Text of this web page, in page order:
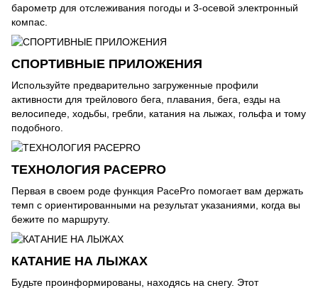
барометр для отслеживания погоды и 3-осевой электронный
компас.
СПОРТИВНЫЕ ПРИЛОЖЕНИЯ
Используйте предварительно загруженные профили
активности для трейлового бега, плавания, бега, езды на
велосипеде, ходьбы, гребли, катания на лыжах, гольфа и тому
подобного.
ТЕХНОЛОГИЯ PACEPRO
Первая в своем роде функция PacePro помогает вам держать
темп с ориентированными на результат указаниями, когда вы
бежите по маршруту.
КАТАНИЕ НА ЛЫЖАХ
Будьте проинформированы, находясь на снегу. Этот